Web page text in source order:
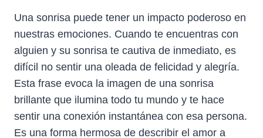
Una sonrisa puede tener un impacto poderoso en
nuestras emociones. Cuando te encuentras con
alguien y su sonrisa te cautiva de inmediato, es
difícil no sentir una oleada de felicidad y alegría.
Esta frase evoca la imagen de una sonrisa
brillante que ilumina todo tu mundo y te hace
sentir una conexión instantánea con esa persona.
Es una forma hermosa de describir el amor a